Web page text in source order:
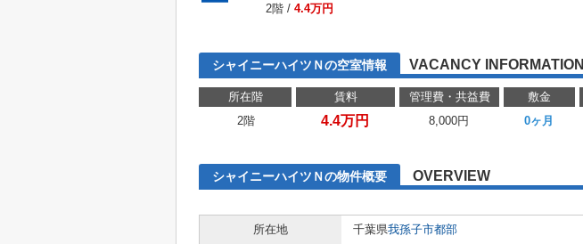
2階 / 4.4万円
シャイニーハイツＮの空室情報 VACANCY INFORMATION
所在階 賃料 管理費・共益費 敷金
2階
4.4万円 8,000円 0ヶ月
シャイニーハイツＮの物件概要 OVERVIEW
所在地
千葉県我孫子市都部